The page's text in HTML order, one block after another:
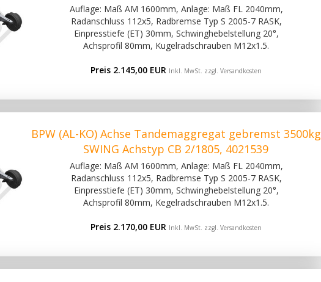
Auflage: Maß AM 1600mm, Anlage: Maß FL 2040mm,
Radanschluss 112x5, Radbremse Typ S 2005-7 RASK,
Einpresstiefe (ET) 30mm, Schwinghebelstellung 20°,
Achsprofil 80mm, Kugelradschrauben M12x1.5.
Preis 2.145,00 EUR Inkl. MwSt. zzgl. Versandkosten
BPW (AL-KO) Achse Tandemaggregat gebremst 3500kg
SWING Achstyp CB 2/1805, 4021539
Auflage: Maß AM 1600mm, Anlage: Maß FL 2040mm,
Radanschluss 112x5, Radbremse Typ S 2005-7 RASK,
Einpresstiefe (ET) 30mm, Schwinghebelstellung 20°,
Achsprofil 80mm, Kegelradschrauben M12x1.5.
Preis 2.170,00 EUR Inkl. MwSt. zzgl. Versandkosten